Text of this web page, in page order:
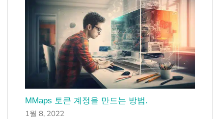
MMaps 토큰 계정을 만드는 방법.
1월 8, 2022